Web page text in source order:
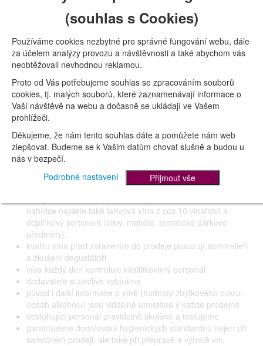
(souhlas s Cookies)
Používáme cookies nezbytné pro správné fungování webu, dále
za účelem analýzy provozu a návštěvnosti a také abychom vás
neobtěžovali nevhodnou reklamou.
Proto od Vás potřebujeme souhlas se zpracováním souborů
cookies, tj. malých souborů, které zaznamenávají informace o
Vaší návštěvě na webu a dočasně se ukládají ve Vašem
prohlížeči.
Děkujeme, že nám tento souhlas dáte a pomůžete nám web
zlepšovat. Budeme se k Vašim datům chovat slušně a budou u
nás v bezpečí.
Podrobné nastavení
Přijmout vše
Víno máme v krvi
1. vinotéku jsme otevřeli už v roce 2003 a dnes jich
dobrém jméně a proto se u nás můžete spolehnout na:
dobré ceny a široký výběr
garantovanou kvalitu a původ vína
příjemné prostředí a dodržování hygienických standardů
Jak toho dosahujeme
v každé vinotéce máme 12-24 druhů stáčeného vína
nabídce najdete také lahvová vína z cca 10 vinařství a
doplňkový sortiment (olivy, mandle, tematické dárkové
předměty).
kvalitu vína před zařazením do prodeje posuzují sommelieři
a zkušení degustátoři
vína každý den kontroluje kvalifikovaný personál
dodavatele si pečlivě vybíráme
původ i další informace o víně (hodnoty zbytkového cukru,
obsah alkoholu) jsou viditelně umístěné v každé prodejně
obsluhující personál pravidelně školíme a testujeme
garantujeme dodržování hygienických standardnů nejen při
samotném prodeji, ale také při přepravě a výrobě vín